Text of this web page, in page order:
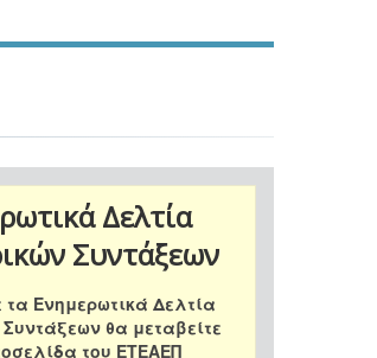
Δελτία
Συντάξεων
τα Ενημερωτικά Δελτία
θα μεταβείτε
του ΕΤΕΑΕΠ